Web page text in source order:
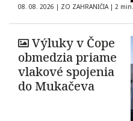
08. 08. 2026 | ZO ZAHRANIČIA | 2
Výluky v Čope
obmedzia priame
vlakové spojenia
do Mukačeva